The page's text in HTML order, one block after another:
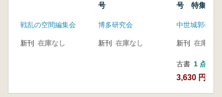
戦乱の空間編集会
新刊 在庫なし
号
博多研究会
新刊 在庫なし
号 特集:「
中世城郭研究
新刊 在庫なし
古書 1 点
3,630 円